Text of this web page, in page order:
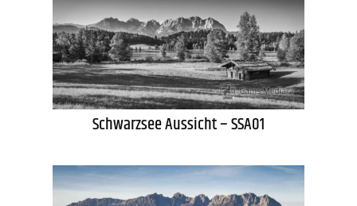
Schwarzsee Aussicht – SSA01